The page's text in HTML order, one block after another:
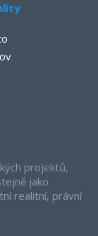
projektů,
jako
realitní, právní